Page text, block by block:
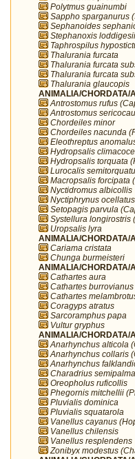
Polytmus guainumbi
Sappho sparganurus
Sephanoides
Stephanoxis
Taphrospilus
Thalurania furcata
Thalurania furcata
Thalurania furcata
Thalurania glaucopis
ANIMALIA/CHORDATA/
Antrostomus rufus
Antrostomus
Chordeiles minor
Chordeiles nacunda
Eleothreptus
Hydropsalis
Hydropsalis torquata
Lurocalis
Macropsalis forcipata
Nyctidromus albicollis
Nyctiphrynus
Setopagis parvula
Systellura longirostris
Uropsalis lyra
ANIMALIA/CHORDATA/
Cariama cristata
Chunga burmeisteri
ANIMALIA/CHORDATA/
Cathartes aura
Cathartes burrovianus
Cathartes
Coragyps atratus
Sarcoramphus papa
Vultur gryphus
ANIMALIA/CHORDATA/
Anarhynchus alticola
Anarhynchus collaris
Anarhynchus
Charadrius
Oreopholus ruficollis
Phegornis mitchellii
Pluvialis dominica
Pluvialis squatarola
Vanellus cayanus
Vanellus chilensis
Vanellus resplendens
Zonibyx modestus